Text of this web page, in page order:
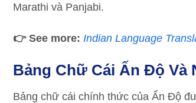
Marathi và Panjabi.
👉 See more: Indian Language
Bảng Chữ Cái Ấn Độ Và
Bảng chữ cái chính thức của Ấn Độ